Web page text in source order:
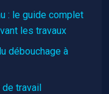
: le guide complet
les travaux
débouchage à
travail